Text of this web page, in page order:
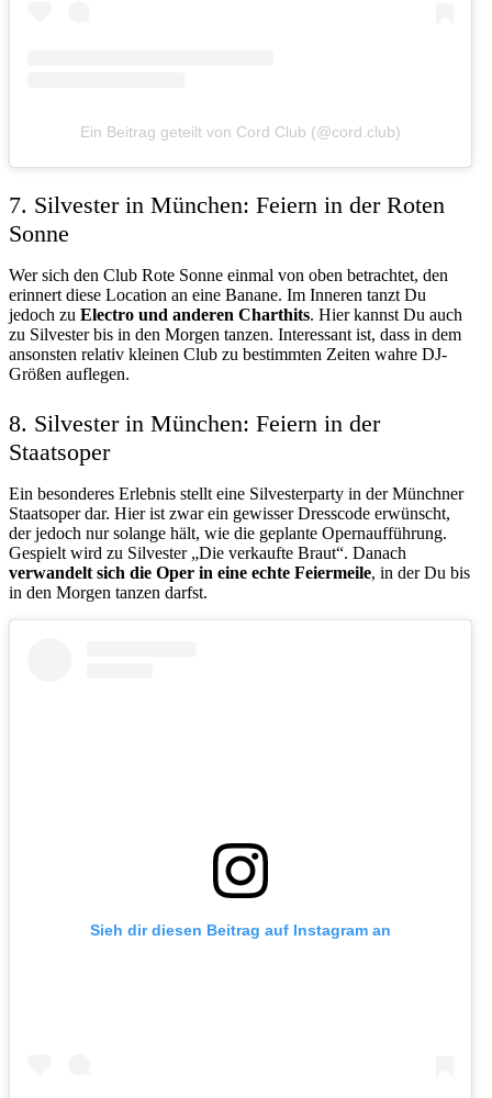
Ein Beitrag geteilt von Cord Club (@cord.club)
7. Silvester in München: Feiern in der Roten
Sonne
Wer sich den Club Rote Sonne einmal von oben betrachtet, den
erinnert diese Location an eine Banane. Im Inneren tanzt Du
jedoch zu Electro und anderen Charthits. Hier kannst Du auch
zu Silvester bis in den Morgen tanzen. Interessant ist, dass in dem
ansonsten relativ kleinen Club zu bestimmten Zeiten wahre DJ-
Größen auflegen.
8. Silvester in München: Feiern in der
Staatsoper
Ein besonderes Erlebnis stellt eine Silvesterparty in der Münchner
Staatsoper dar. Hier ist zwar ein gewisser Dresscode erwünscht,
der jedoch nur solange hält, wie die geplante Opernaufführung.
Gespielt wird zu Silvester „Die verkaufte Braut“. Danach
verwandelt sich die Oper in eine echte Feiermeile, in der Du bis
in den Morgen tanzen darfst.
Sieh dir diesen Beitrag auf Instagram an